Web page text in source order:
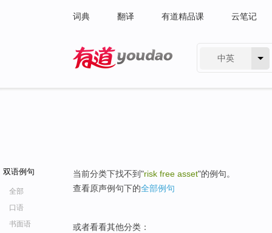
词典 翻译 有道精品课 云笔记
中英
双语例句
全部
口语
书面语
当前分类下找不到"risk free asset"的例句。
查看原声例句下的全部例句
或者看看其他分类：